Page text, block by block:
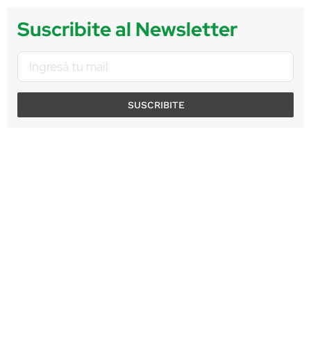
Suscribite al Newsletter
SUSCRIBITE